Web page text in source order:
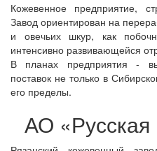
Кожевенное предприятие,
Завод ориентирован на
и овечьих шкур, как
интенсивно развивающейся
В планах предприятия -
поставок не только в
его пределы.
АО «Русская